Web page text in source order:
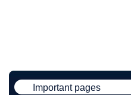
Important pages